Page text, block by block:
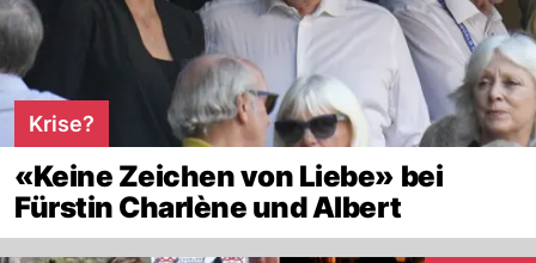
Krise?
«Keine Zeichen von Liebe» bei
Fürstin Charlène und Albert